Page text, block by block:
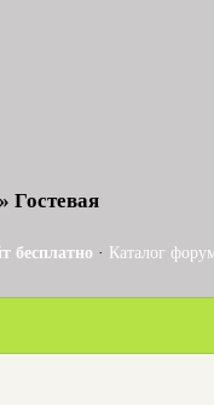
» Гостевая
бесплатно · Каталог